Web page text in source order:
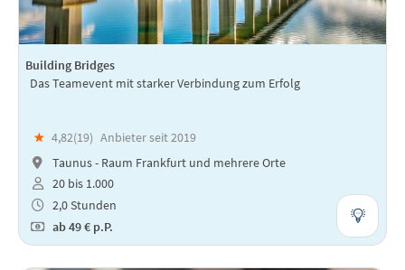
Building Bridges
Das Teamevent mit starker Verbindung zum Erfolg
★ 4,82(19) Anbieter seit 2019
Taunus - Raum Frankfurt und mehrere Orte
20 bis 1.000
2,0 Stunden
ab49 € p.P.